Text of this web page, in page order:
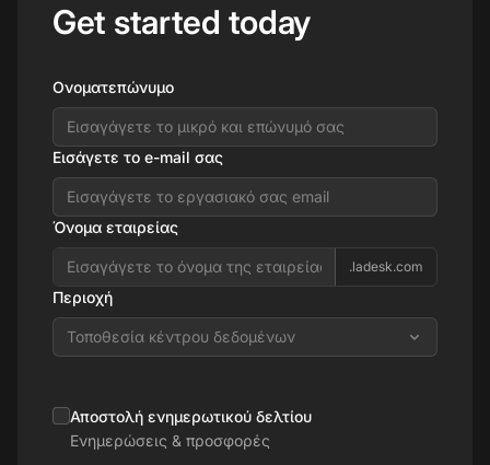
Get started today
Ονοματεπώνυμο
Εισάγετε το e-mail σας
Όνομα εταιρείας
.ladesk.com
Περιοχή
Τοποθεσία κέντρου δεδομένων
Αποστολή ενημερωτικού δελτίου
Ενημερώσεις & προσφορές